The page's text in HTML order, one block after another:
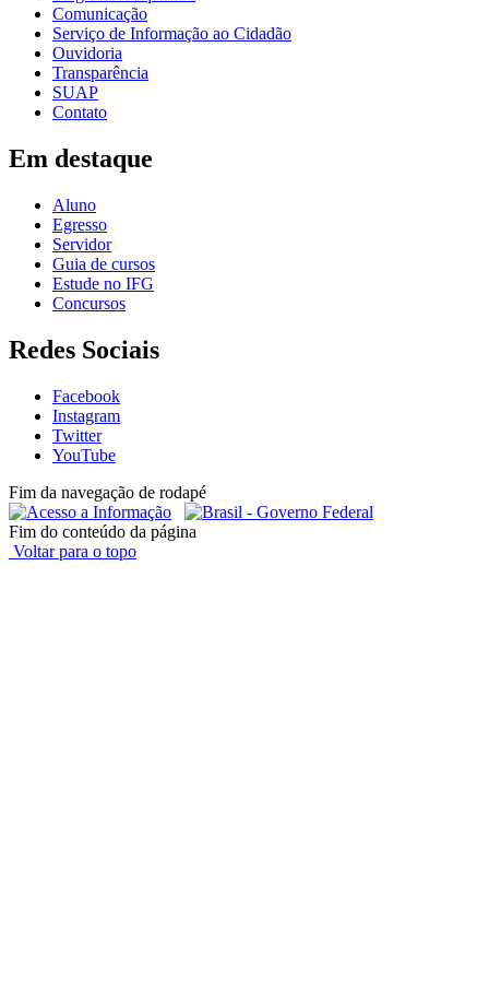
Comunicação
Serviço de Informação ao Cidadão
Ouvidoria
Transparência
SUAP
Contato
Em destaque
Aluno
Egresso
Servidor
Guia de cursos
Estude no IFG
Concursos
Redes Sociais
Facebook
Instagram
Twitter
YouTube
Fim da navegação de rodapé
Fim do conteúdo da página
Voltar para o topo